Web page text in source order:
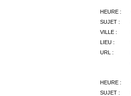
HEURE :
SUJET :
VILLE :
LIEU :
URL :
HEURE :
SUJET :